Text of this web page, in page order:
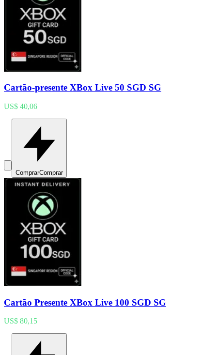
Cartão-presente XBox Live 50 SGD SG
US$ 40,06
ComprarComprar
Cartão Presente XBox Live 100 SGD SG
US$ 80,15